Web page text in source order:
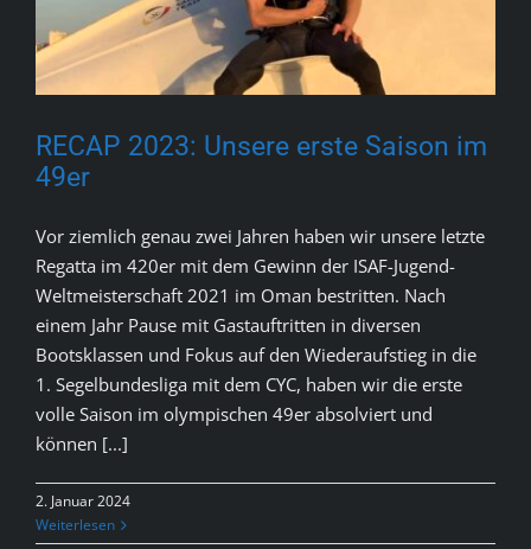
RECAP 2023: Unsere erste Saison im
49er
Vor ziemlich genau zwei Jahren haben wir unsere letzte
Regatta im 420er mit dem Gewinn der ISAF-Jugend-
Weltmeisterschaft 2021 im Oman bestritten. Nach
einem Jahr Pause mit Gastauftritten in diversen
Bootsklassen und Fokus auf den Wiederaufstieg in die
1. Segelbundesliga mit dem CYC, haben wir die erste
volle Saison im olympischen 49er absolviert und
können [...]
2. Januar 2024
Weiterlesen